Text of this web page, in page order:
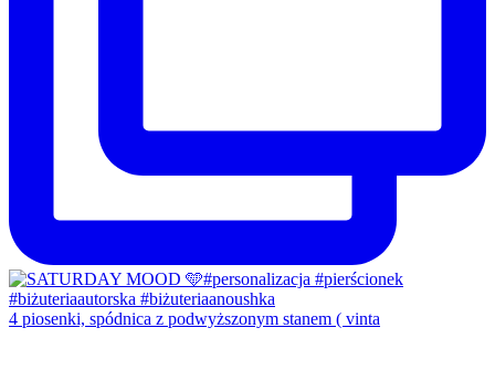
4 piosenki, spódnica z podwyższonym stanem ( vinta